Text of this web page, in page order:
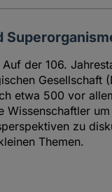
der 106.
Gesellschaft
etwa 500 vor
Wissenschaftler
zu
Themen.